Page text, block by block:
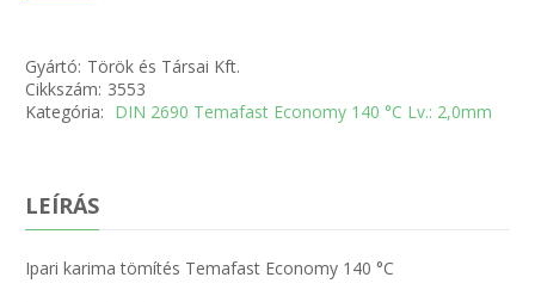
Gyártó: Török és Társai Kft.
Cikkszám: 3553
Kategória: DIN 2690 Temafast Economy 140 °C Lv.: 2,0mm
LEÍRÁS
Ipari karima tömítés Temafast Economy 140 °C